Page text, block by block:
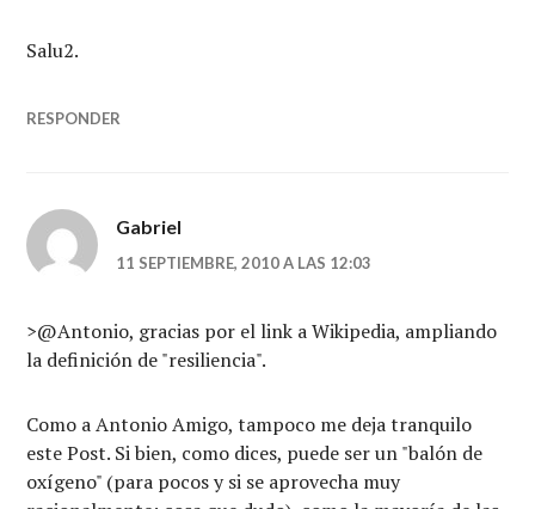
Salu2.
RESPONDER
Gabriel
11 SEPTIEMBRE, 2010 A LAS 12:03
>@Antonio, gracias por el link a Wikipedia, ampliando
la definición de "resiliencia".
Como a Antonio Amigo, tampoco me deja tranquilo
este Post. Si bien, como dices, puede ser un "balón de
oxígeno" (para pocos y si se aprovecha muy